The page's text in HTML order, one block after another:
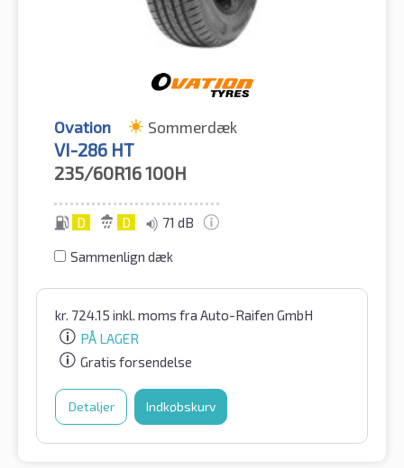
Ovation Sommerdæk
VI-286 HT
235/60R16100H
D D 71 dB
Sammenlign dæk
kr. 724.15 inkl. moms fra Auto-Raifen GmbH
PÅ LAGER
Gratis forsendelse
Detaljer Indkøbskurv